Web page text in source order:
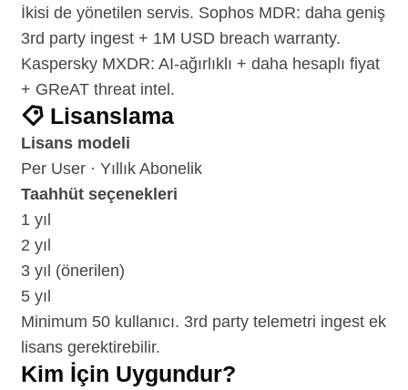
İkisi de yönetilen servis. Sophos MDR: daha geniş
3rd party ingest + 1M USD breach warranty.
Kaspersky MXDR: AI-ağırlıklı + daha hesaplı fiyat
+ GReAT threat intel.
Lisanslama
Lisans modeli
Per User · Yıllık Abonelik
Taahhüt seçenekleri
1 yıl
2 yıl
3 yıl (önerilen)
5 yıl
Minimum 50 kullanıcı. 3rd party telemetri ingest ek
lisans gerektirebilir.
Kim İçin Uygundur?